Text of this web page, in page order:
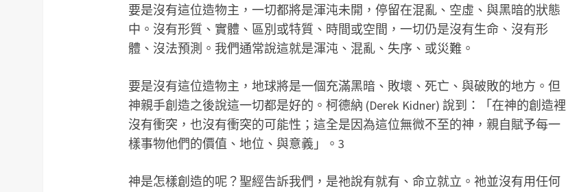
要是沒有這位造物主，一切都將是渾沌未開，停留在混亂、空虛、與黑暗的狀態
中。沒有形質、實體、區別或特質、時間或空間，一切仍是沒有生命、沒有形
體、沒法預測。我們通常說這就是渾沌、混亂、失序、或災難。
要是沒有這位造物主，地球將是一個充滿黑暗、敗壞、死亡、與破敗的地方。但
神親手創造之後說這一切都是好的。柯德納 (Derek Kidner) 說到：「在神的創造裡
沒有衝突，也沒有衝突的可能性；這全是因為這位無微不至的神，親自賦予每一
樣事物他們的價值、地位、與意義」。3
神是怎樣創造的呢？聖經告訴我們，是祂說有就有、命立就立。祂並沒有用任何